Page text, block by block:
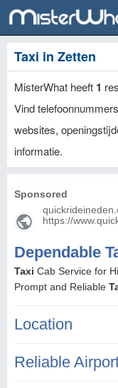
Taxi in Zetten
MisterWhat heeft 1
Vind
websites,
informatie.